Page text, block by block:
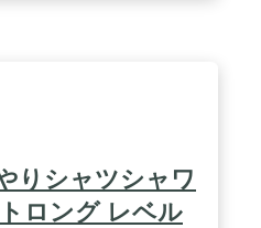
りシャツシャワ
ロング レベル